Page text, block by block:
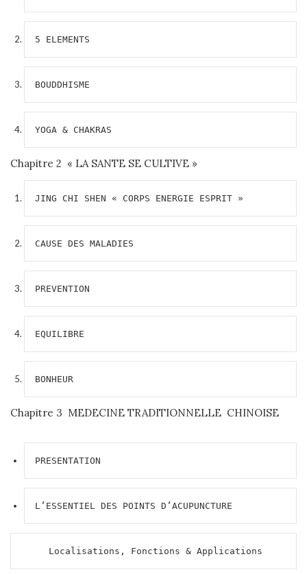
5 ELEMENTS
BOUDDHISME
YOGA & CHAKRAS
Chapitre 2 « LA SANTE SE CULTIVE »
JING CHI SHEN « CORPS ENERGIE ESPRIT »
CAUSE DES MALADIES
PREVENTION
EQUILIBRE
BONHEUR
Chapitre 3 MEDECINE TRADITIONNELLE CHINOISE
PRESENTATION
L’ESSENTIEL DES POINTS D’ACUPUNCTURE
Localisations, Fonctions & Applications